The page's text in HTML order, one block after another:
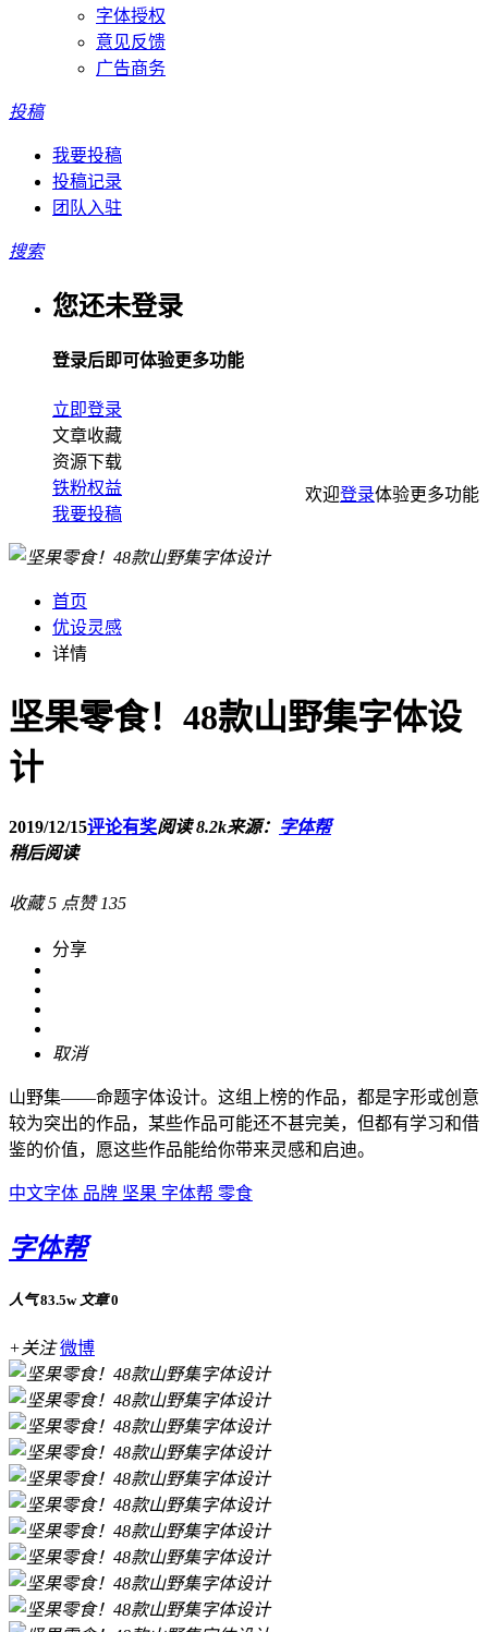
字体授权
意见反馈
广告商务
投稿
我要投稿
投稿记录
团队入驻
搜索
您还未登录
登录后即可体验更多功能
立即登录
文章收藏
资源下载
铁粉权益
我要投稿
首页
优设灵感
详情
坚果零食！48款山野集字体设
计
2019/12/15评论有奖阅读 8.2k来源： 字体帮
稍后阅读
收藏 5 点赞 135
分享
取消
山野集——命题字体设计。这组上榜的作品，都是字形或创意
较为突出的作品，某些作品可能还不甚完美，但都有学习和借
鉴的价值，愿这些作品能给你带来灵感和启迪。
中文字体 品牌 坚果 字体帮 零食
字体帮
人气 83.5w 文章 0
+关注 微博
欢迎登录体验更多功能